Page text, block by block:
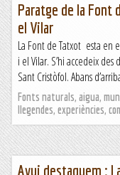
Paratge de la Font
el Vilar
La Font de Tatxot esta en
i el Vilar. S’hi accedeix
Sant Cristòfol. Abans
Fonts naturals, aigua,
llegendes, experiències,
Avui destaquem :